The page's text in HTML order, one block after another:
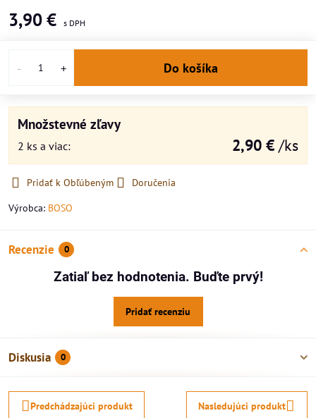
3,90 €
Do košíka
Množstevné zľavy
2 ks a viac: 2,90 € /ks
Pridať k Obľúbeným
Doručenia
Výrobca: BOSO
Recenzie 0
Zatiaľ bez hodnotenia. Buďte prvý!
Pridať recenziu
Diskusia 0
Predchádzajúci produkt Nasledujúci produkt